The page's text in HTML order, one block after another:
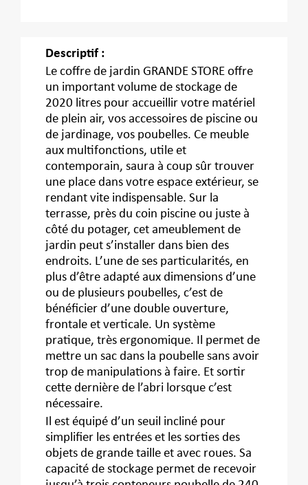
Descriptif :
Le coffre de jardin GRANDE STORE offre
un important volume de stockage de
2020 litres pour accueillir votre matériel
de plein air, vos accessoires de piscine ou
de jardinage, vos poubelles. Ce meuble
aux multifonctions, utile et
contemporain, saura à coup sûr trouver
une place dans votre espace extérieur, se
rendant vite indispensable. Sur la
terrasse, près du coin piscine ou juste à
côté du potager, cet ameublement de
jardin peut s’installer dans bien des
endroits. L’une de ses particularités, en
plus d’être adapté aux dimensions d’une
ou de plusieurs poubelles, c’est de
bénéficier d’une double ouverture,
frontale et verticale. Un système
pratique, très ergonomique. Il permet de
mettre un sac dans la poubelle sans avoir
trop de manipulations à faire. Et sortir
cette dernière de l’abri lorsque c’est
nécessaire.
Il est équipé d’un seuil incliné pour
simplifier les entrées et les sorties des
objets de grande taille et avec roues. Sa
capacité de stockage permet de recevoir